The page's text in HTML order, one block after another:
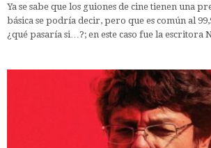
Ya se sabe que los guiones de cine tienen una
básica se podría decir, pero que es común al
¿qué pasaría si…?; en este caso fue la escritora